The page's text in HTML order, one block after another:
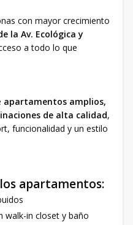
con mayor crecimiento
la Av. Ecológica y
a todo lo que
apartamentos amplios,
de alta calidad,
funcionalidad y un estilo
apartamentos:
walk-in closet y baño